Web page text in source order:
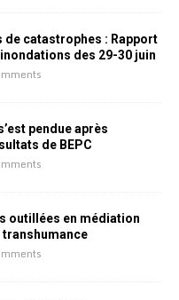
de catastrophes : Rapport
des 29-30 juin
pendue après
de BEPC
outillées en médiation